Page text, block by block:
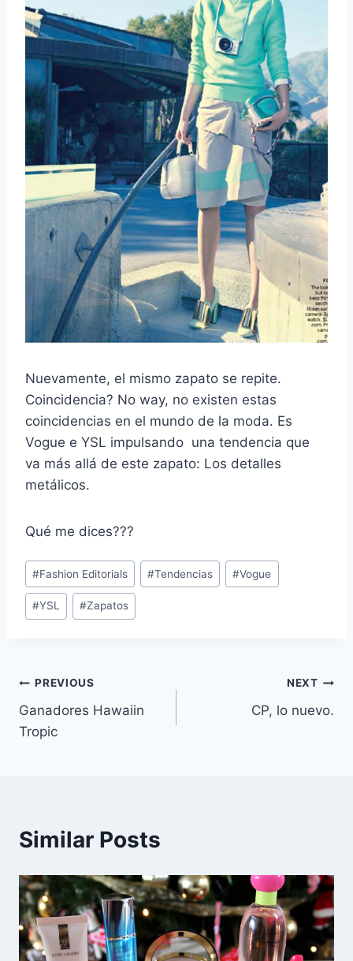
Nuevamente, el mismo zapato se repite.
Coincidencia? No way, no existen estas
coincidencias en el mundo de la moda. Es
Vogue e YSL impulsando una tendencia que
va más allá de este zapato: Los detalles
metálicos.
Qué me dices???
Post
Tags:
#Fashion Editorials #Tendencias #Vogue
#YSL #Zapatos
Navegación
de
PREVIOUS
Ganadores Hawaiin
Tropic
NEXT
CP, lo nuevo.
Similar Posts